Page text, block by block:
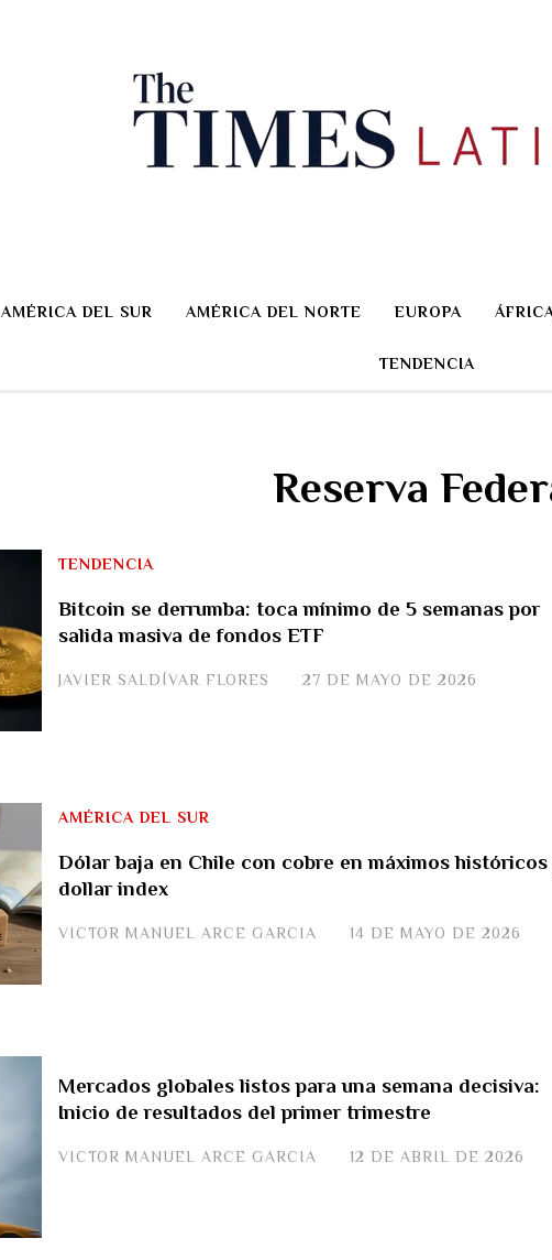
AMÉRICA DEL SUR AMÉRICA DEL NORTE EUROPA
TENDENCIA
Reserva
Bitcoin se derrumba: toca mínimo de 5 semanas por
salida masiva de fondos ETF
JAVIER SALDÍVAR FLORES
TENDENCIA
27 DE MAYO DE 2026
Dólar baja en Chile con cobre en máximos históricos
dollar index
VICTOR MANUEL ARCE GARCIA
AMÉRICA DEL SUR
14 DE MAYO DE 2026
Mercados globales listos para una semana decisiva:
Inicio de resultados del primer trimestre
VICTOR MANUEL ARCE GARCIA 12 DE ABRIL DE 2026